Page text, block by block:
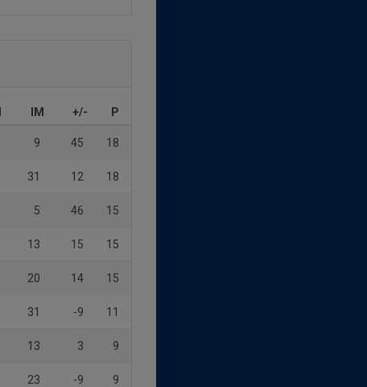
IM +/- P
9 45 18
31 12 18
5 46 15
13 15 15
20 14 15
31 -9 11
13 3 9
23 -9 9